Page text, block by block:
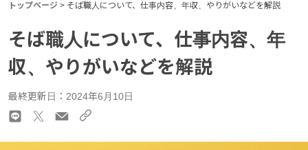
トップページ > そば職人について、仕事内容、年収、やりがいなどを解説
そば職人について、仕事内容、年
収、やりがいなどを解説
最終更新日：2024年6月10日